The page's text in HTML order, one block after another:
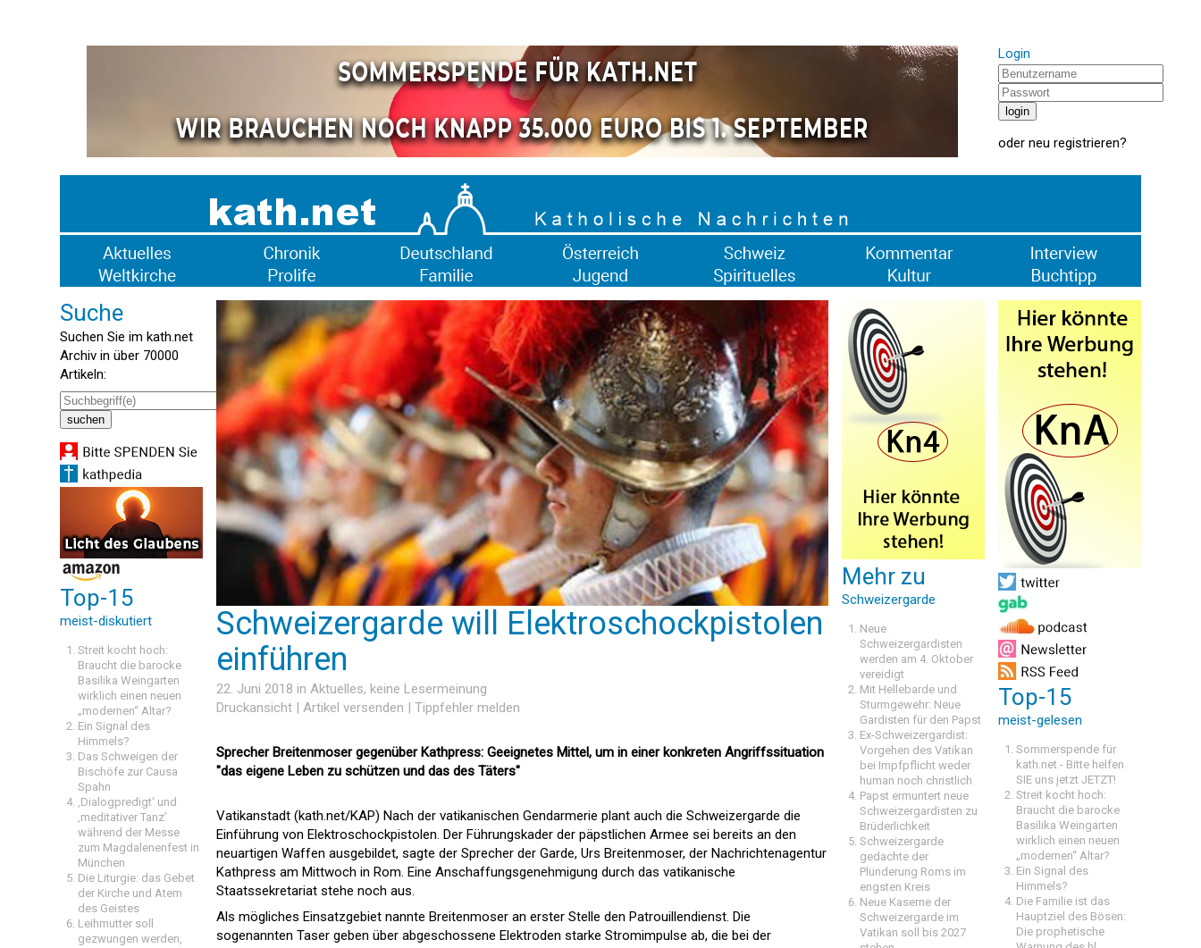
Login
oder neu registrieren?
Suche
Suchen Sie im kath.net
Archiv in über 70000
Artikeln:
Top-15
meist-diskutiert
Streit kocht hoch:
Braucht die barocke
Basilika Weingarten
wirklich einen neuen
„modernen“ Altar?
Ein Signal des
Himmels?
Das Schweigen der
Bischöfe zur Causa
Spahn
‚Dialogpredigt‘ und
‚meditativer Tanz’
während der Messe
zum Magdalenenfest in
München
Die Liturgie: das Gebet
der Kirche und Atem
des Geistes
Leihmutter soll
gezwungen werden,
Schweizergarde will Elektroschockpistolen
einführen
22. Juni 2018 in Aktuelles, keine Lesermeinung
Druckansicht | Artikel versenden | Tippfehler melden
Sprecher Breitenmoser gegenüber Kathpress: Geeignetes Mittel, um in einer konkreten Angriffssituation
"das eigene Leben zu schützen und das des Täters"
Vatikanstadt (kath.net/KAP) Nach der vatikanischen Gendarmerie plant auch die Schweizergarde die
Einführung von Elektroschockpistolen. Der Führungskader der päpstlichen Armee sei bereits an den
neuartigen Waffen ausgebildet, sagte der Sprecher der Garde, Urs Breitenmoser, der Nachrichtenagentur
Kathpress am Mittwoch in Rom. Eine Anschaffungsgenehmigung durch das vatikanische
Staatssekretariat stehe noch aus.
Als mögliches Einsatzgebiet nannte Breitenmoser an erster Stelle den Patrouillendienst. Die
sogenannten Taser geben über abgeschossene Elektroden starke Stromimpulse ab, die bei der
Mehr zu
Schweizergarde
Neue
Schweizergardisten
werden am 4. Oktober
vereidigt
Mit Hellebarde und
Sturmgewehr: Neue
Gardisten für den Papst
Ex-Schweizergardist:
Vorgehen des Vatikan
bei Impfpflicht weder
human noch christlich
Papst ermuntert neue
Schweizergardisten zu
Brüderlichkeit
Schweizergarde
gedachte der
Plünderung Roms im
engsten Kreis
Neue Kaserne der
Schweizergarde im
Vatikan soll bis 2027
Top-15
meist-gelesen
Sommerspende für
kath.net - Bitte helfen
SIE uns jetzt JETZT!
Streit kocht hoch:
Braucht die barocke
Basilika Weingarten
wirklich einen neuen
„modernen“ Altar?
Ein Signal des
Himmels?
Die Familie ist das
Hauptziel des Bösen:
Die prophetische